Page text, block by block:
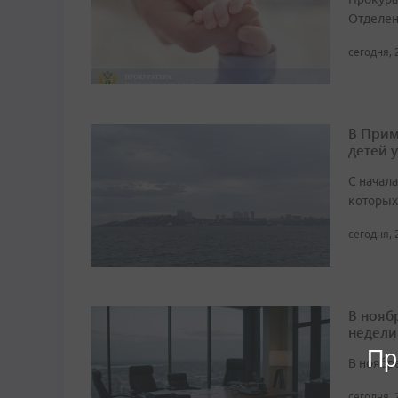
сегодня,
В
детей
С
сегодня,
В
недели
В